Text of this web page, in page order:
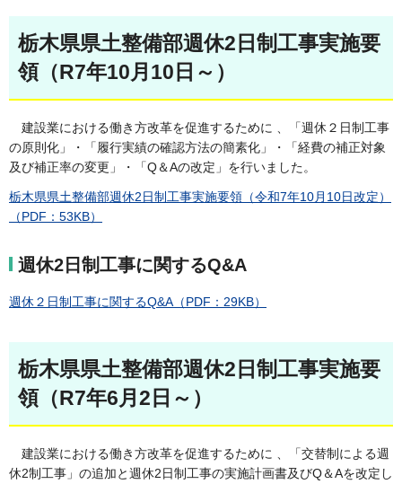
栃木県県土整備部週休2日制工事実施要
領（R7年10月10日～）
建設業における働き方改革を促進するために 、「週休２日制工事
の原則化」・「履行実績の確認方法の簡素化」・「経費の補正対象
及び補正率の変更」・「Q＆Aの改定」を行いました。
栃木県県土整備部週休2日制工事実施要領（令和7年10月10日改定）
（PDF：53KB）
週休2日制工事に関するQ&A
週休２日制工事に関するQ&A（PDF：29KB）
栃木県県土整備部週休2日制工事実施要
領（R7年6月2日～）
建設業における働き方改革を促進するために 、「交替制による週
休2制工事」の追加と週休2日制工事の実施計画書及びQ＆Aを改定し